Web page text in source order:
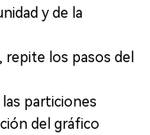
y de la
repite los pasos del
particiones
del gráfico